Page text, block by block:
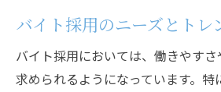
バイト採用のニーズとトレ
バイト採用においては、働きやす
求められるようになっています。特